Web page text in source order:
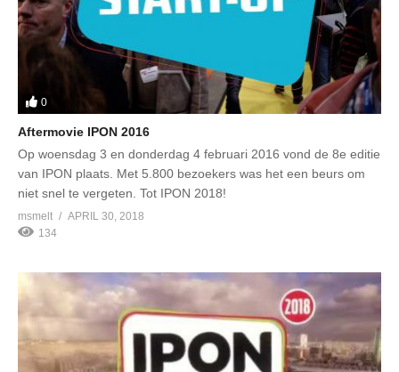
0
Aftermovie IPON 2016
Op woensdag 3 en donderdag 4 februari 2016 vond de 8e editie
van IPON plaats. Met 5.800 bezoekers was het een beurs om
niet snel te vergeten. Tot IPON 2018!
msmelt
APRIL 30, 2018
134